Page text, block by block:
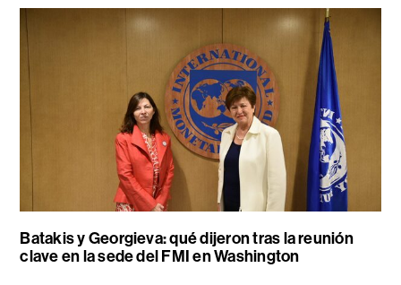
Batakis y Georgieva: qué dijeron tras la reunión
clave en la sede del FMI en Washington